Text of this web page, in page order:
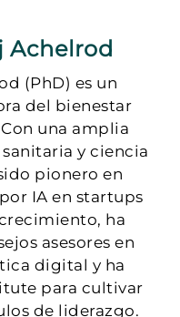
Achelrod
(PhD) es un
del bienestar
una amplia
y ciencia
pionero en
IA en startups
ha
asesores en
digital y ha
para cultivar
de liderazgo.